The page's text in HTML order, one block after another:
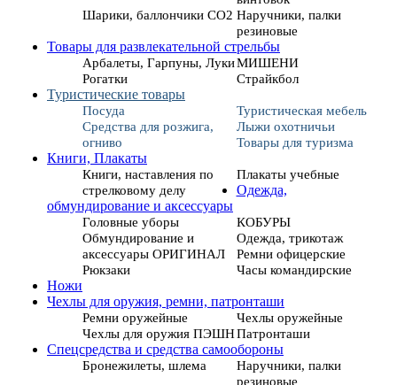
Шарики, баллончики СО2 Наручники, палки
резиновые
Товары для развлекательной стрельбы
Арбалеты, Гарпуны, ЛукиМИШЕНИ
Рогатки
Страйкбол
Туристические товары
Посуда
Туристическая мебель
Средства для розжига,
огниво
Лыжи охотничьи
Товары для туризма
Книги, Плакаты
Книги, наставления по
стрелковому делу
Плакаты учебные
Одежда,
обмундирование и аксессуары
Головные уборы
КОБУРЫ
Обмундирование и
аксессуары ОРИГИНАЛ
Одежда, трикотаж
Ремни офицерские
Рюкзаки
Часы командирские
Ножи
Чехлы для оружия, ремни, патронташи
Ремни оружейные
Чехлы оружейные
Чехлы для оружия ПЭШНПатронташи
Спецсредства и средства самообороны
Бронежилеты, шлема
Наручники, палки
резиновые